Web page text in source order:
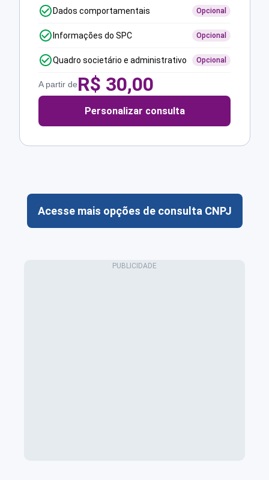
Dados comportamentais Opcional
Informações do SPC Opcional
Quadro societário e administrativo Opcional
A partir deR$ 30,00
Personalizar consulta
Acesse mais opções de consulta CNPJ